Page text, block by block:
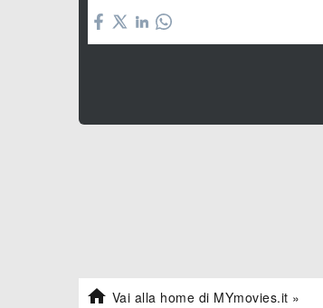
 Vai alla home di MYmovies.it »